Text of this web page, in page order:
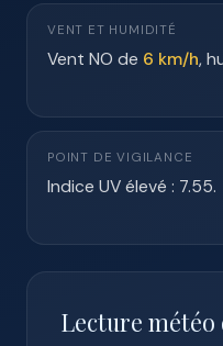
VENT ET HUMIDITÉ
Vent NO de 6 km/h,
POINT DE VIGILANCE
Indice UV élevé : 7.55.
Lecture météo